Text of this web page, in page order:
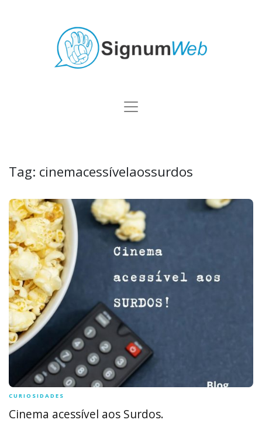
Tag: cinemacessívelaossurdos
CURIOSIDADES
Cinema acessível aos Surdos.